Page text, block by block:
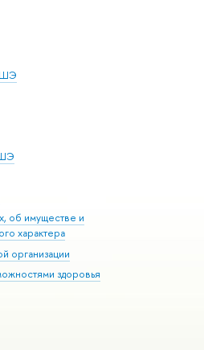
об имуществе и
характера
организации
здоровья